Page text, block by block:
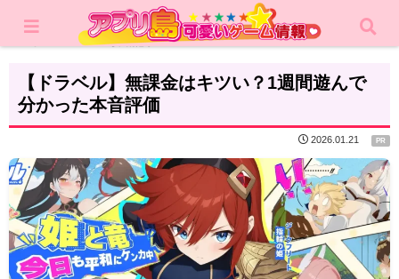
攻略記事
【ドラベル】無課金はキツい？1週間遊んで
分かった本音評価
2026.01.21